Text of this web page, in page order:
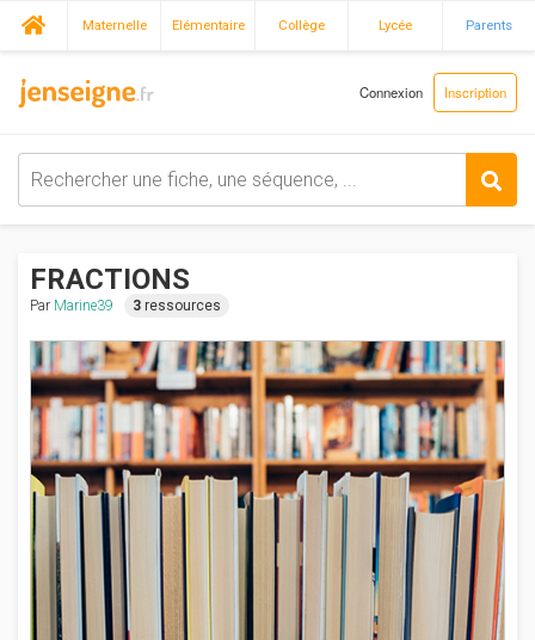
Maternelle Elémentaire Collège Lycée Parents
Connexion Inscription
FRACTIONS
Par Marine39 3 ressources